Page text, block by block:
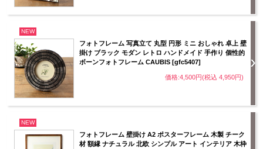
NEW
フォトフレーム 写真立て 丸型 円形 ミニ おしゃれ 卓上 壁
掛け ブラック モダン レトロ ハンドメイド 手作り 個性的
ボーンフォトフレーム CAUBIS [gfc5407]
価格:4,500円(税込 4,950円)
NEW
フォトフレーム 壁掛け A2 ポスターフレーム 木製 チーク
材 額縁 ナチュラル 北欧 シンプル アート インテリア 木枠